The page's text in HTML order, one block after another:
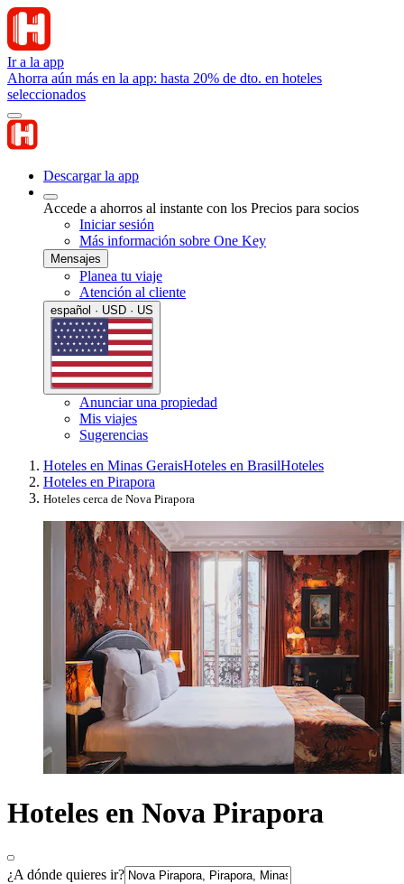
Ir a la app
Ahorra aún más en la app: hasta 20% de dto. en hoteles
seleccionados
Descargar la app
Accede a ahorros al instante con los Precios para socios
Iniciar sesión
Más información sobre One Key
Mensajes
Planea tu viaje
Atención al cliente
español · USD · US
Anunciar una propiedad
Mis viajes
Sugerencias
Hoteles en Minas GeraisHoteles en BrasilHoteles
Hoteles en Pirapora
Hoteles cerca de Nova Pirapora
Hoteles en Nova Pirapora
¿A dónde quieres ir?